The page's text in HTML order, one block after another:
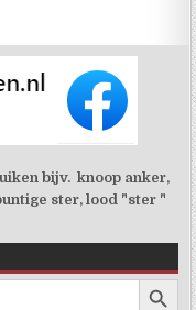
bijv. knoop anker,
ster, lood "ster "